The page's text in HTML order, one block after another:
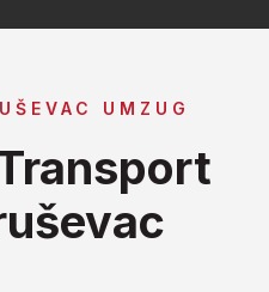
UMZUG